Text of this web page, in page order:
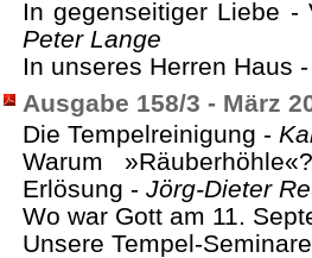
In gegenseitiger Liebe -
Peter Lange
In unseres Herren Haus
Ausgabe 158/3 - März
Die Tempelreinigung -
Warum
Erlösung - Jörg-Dieter
Wo war Gott am 11.
Unsere Tempel-